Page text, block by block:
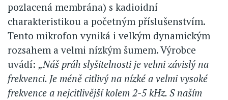
pozlacená membrána) s kadioidní
charakteristikou a početným příslušenstvím.
Tento mikrofon vyniká i velkým dynamickým
rozsahem a velmi nízkým šumem. Výrobce
uvádí: „Náš práh slyšitelnosti je velmi závislý na
frekvenci. Je méně citlivý na nízké a velmi vysoké
frekvence a nejcitlivější kolem 2-5 kHz. S naším